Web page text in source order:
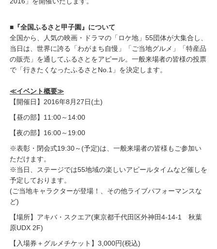
■『全国ふるさと甲子園』について
全国から、人気の映画・ドラマの「ロケ地」55団体が大集合し、
当日は、世界に誇る「わがまち自慢」「ご当地グルメ」「特産品
の販売」を通してふるさとをアピール。一般来場者の皆様の投票
で「行きたくなったふるさとNo.1」を決定します。
≪イベント概要≫
【開催日】2016年8月27日(土)
【昼の部】11:00～14:00
【夜の部】16:00～19:00
※表彰・閉会式19:30～(予定)は、一般来場者の皆様もご参加い
ただけます。
※当日、ステージでは55地域の楽しいアピールタイムなど催しを
予定しております。
(ご当地キャラクターが登場！、その他ライブパフォーマンスな
ど)
【場所】アキバ・スクエア(東京都千代田区外神田4-14-1 秋葉
原UDX 2F)
【入場券＋グルメチケット】3,000円(税込)